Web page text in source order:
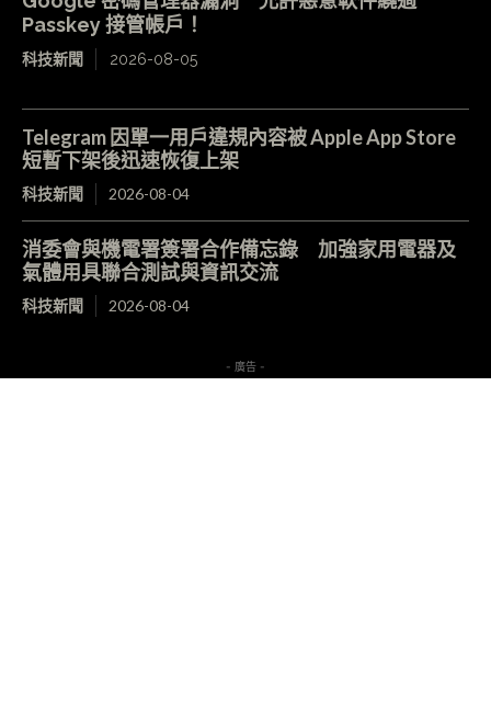
Passkey 接管帳戶！
科技新聞 2026-08-05
Telegram 因單一用戶違規內容被 Apple App Store
短暫下架後迅速恢復上架
科技新聞 2026-08-04
消委會與機電署簽署合作備忘錄 加強家用電器及
氣體用具聯合測試與資訊交流
科技新聞 2026-08-04
- 廣告 -